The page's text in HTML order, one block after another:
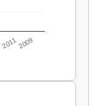
20112009